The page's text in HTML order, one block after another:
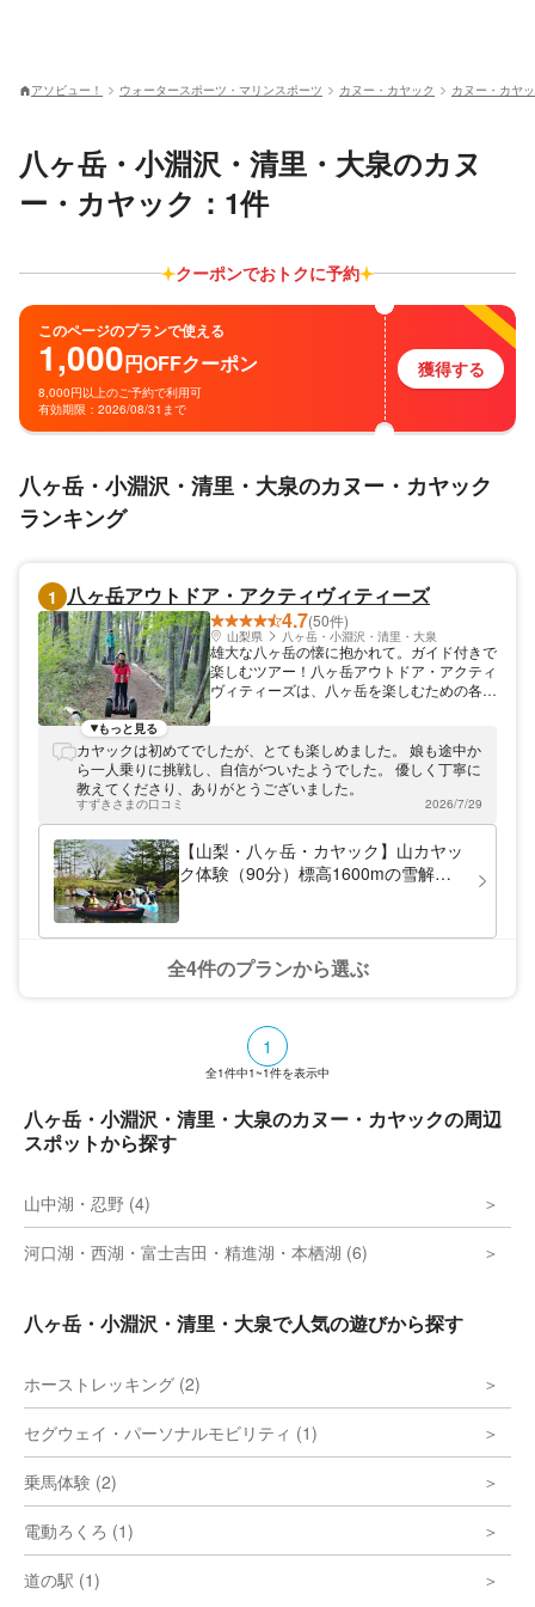
アソビュー！ ウォータースポーツ・マリンスポーツ カヌー・カヤック カヌー・カヤ
八ヶ岳・小淵沢・清里・大泉のカヌ
ー・カヤック：1件
クーポンでおトクに予約
このページのプランで使える
1,000円OFFクーポン
8,000円以上のご予約で利用可
有効期限：2026/08/31まで
獲得する
八ヶ岳・小淵沢・清里・大泉のカヌー・カヤック
ランキング
1 八ヶ岳アウトドア・アクティヴィティーズ
4.7(50件)
山梨県 八ヶ岳・小淵沢・清里・大泉
雄大な八ヶ岳の懐に抱かれて。ガイド付きで
楽しむツアー！八ヶ岳アウトドア・アクティ
ヴィティーズは、八ヶ岳を楽しむための各種
を、様々なアクティビティを通してお伝えし
ます。
もっと見る
カヤックは初めてでしたが、とても楽しめました。 娘も途中か
ら一人乗りに挑戦し、自信がついたようでした。 優しく丁寧に
教えてくださり、ありがとうございました。
すずきさまの口コミ 2026/7/29
【山梨・八ヶ岳・カヤック】山カヤッ
ク体験（90分）標高1600mの雪解け
全4件のプランから選ぶ
1
全1件中1~1件を表示中
八ヶ岳・小淵沢・清里・大泉のカヌー・カヤックの周辺
スポットから探す
山中湖・忍野 (4)
河口湖・西湖・富士吉田・精進湖・本栖湖 (6)
八ヶ岳・小淵沢・清里・大泉で人気の遊びから探す
ホーストレッキング (2)
セグウェイ・パーソナルモビリティ (1)
乗馬体験 (2)
電動ろくろ (1)
道の駅 (1)